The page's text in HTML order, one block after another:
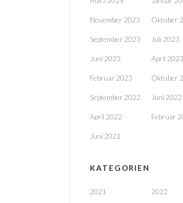
November 2023 Oktober
September 2023 Juli 2023
Juni 2023 April 2023
Februar 2023 Oktober
September 2022 Juni 2022
April 2022 Februar
Juni 2021
KATEGORIEN
2021 2022